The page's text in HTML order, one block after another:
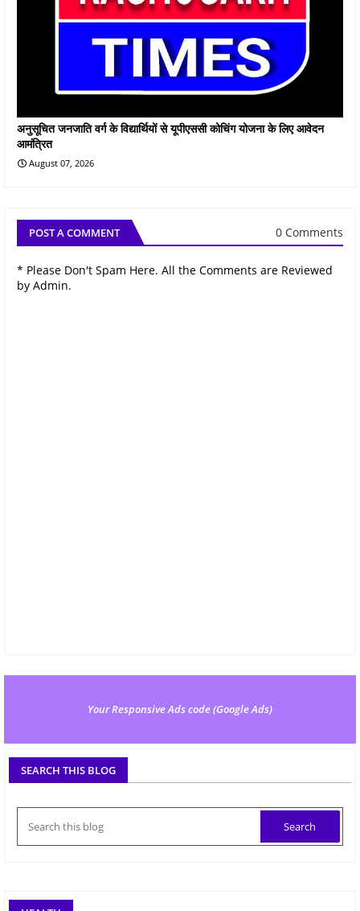
अनुसूचित जनजाति वर्ग के विद्यार्थियों से यूपीएससी कोचिंग योजना के लिए आवेदन
आमंत्रित
August 07, 2026
POST A COMMENT 0 Comments
* Please Don't Spam Here. All the Comments are Reviewed
by Admin.
Your Responsive Ads code (Google Ads)
SEARCH THIS BLOG